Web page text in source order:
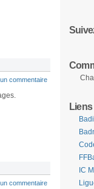
commentaire
commentaire
Liens
IC